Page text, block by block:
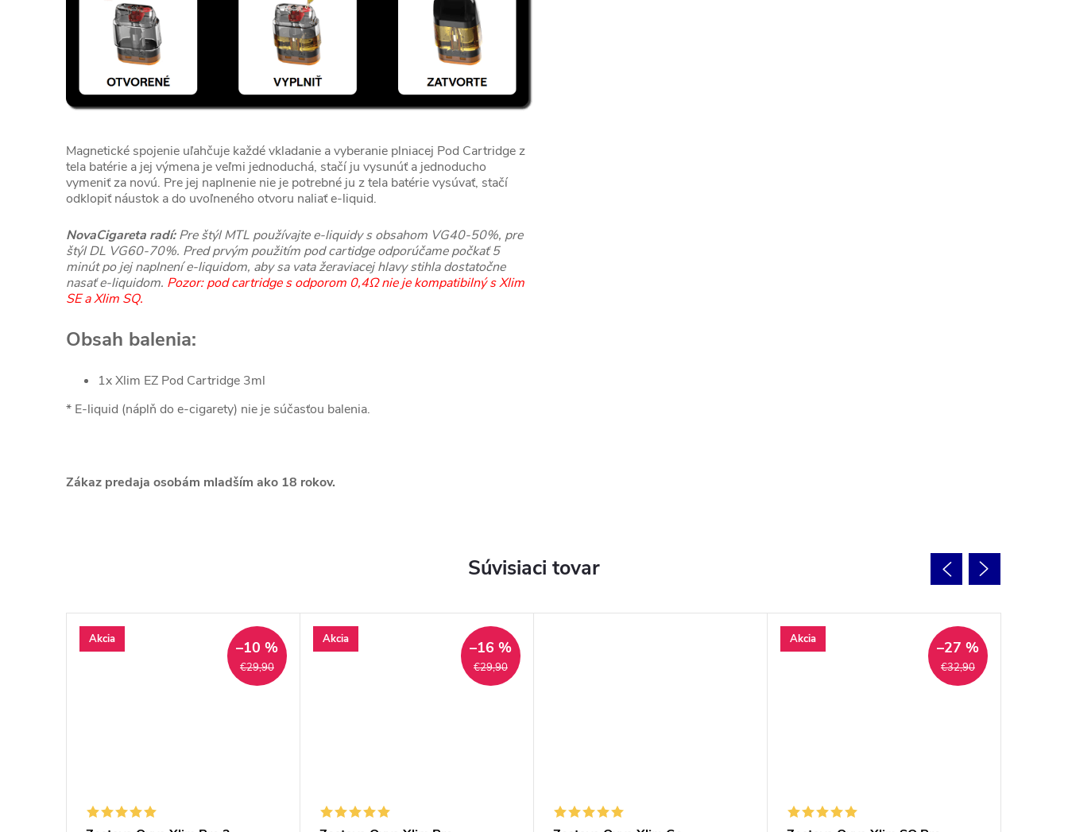
Magnetické spojenie uľahčuje každé vkladanie a vyberanie plniacej Pod Cartridge z
tela batérie a jej výmena je veľmi jednoduchá, stačí ju vysunúť a jednoducho
vymeniť za novú. Pre jej naplnenie nie je potrebné ju z tela batérie vysúvať, stačí
odklopiť náustok a do uvoľneného otvoru naliať e-liquid.
NovaCigareta radí:Pre štýl MTL používajte e-liquidy s obsahom VG40-50%, pre
štýl DL VG60-70%. Pred prvým použitím pod cartidge odporúčame počkať 5
minút po jej naplnení e-liquidom, aby sa vata žeraviacej hlavy stihla dostatočne
nasať e-liquidom. Pozor: pod cartridge s odporom 0,4Ω nie je kompatibilný s Xlim
SE a Xlim SQ.
Obsah balenia:
1x Xlim EZ Pod Cartridge 3ml
* E-liquid (náplň do e-cigarety) nie je súčasťou balenia.
Zákaz predaja osobám mladším ako 18 rokov.
Súvisiaci tovar
Akcia
€29,90
–10 % Akcia
€29,90
–16 % Akcia
€32,90
–27 %